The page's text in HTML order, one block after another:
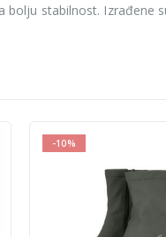
bolju stabilnost. Izrađene
-10%